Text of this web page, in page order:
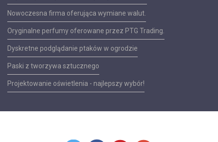
Nowoczesna firma oferująca wymiane walut.
Oryginalne perfumy oferowane przez PTG Trading.
Dyskretne podglądanie ptaków w ogrodzie
Paski z tworzywa sztucznego
Projektowanie oświetlenia - najlepszy wybór!